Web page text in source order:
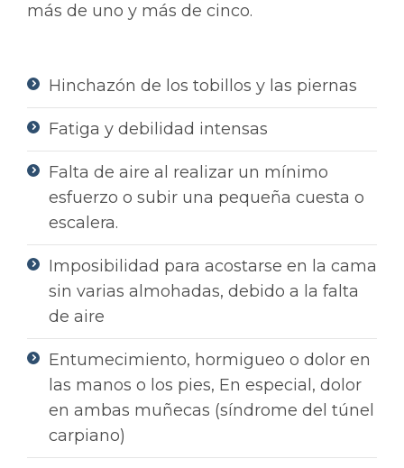
más de uno y más de cinco.
Hinchazón de los tobillos y las piernas
Fatiga y debilidad intensas
Falta de aire al realizar un mínimo
esfuerzo o subir una pequeña cuesta o
escalera.
Imposibilidad para acostarse en la cama
sin varias almohadas, debido a la falta
de aire
Entumecimiento, hormigueo o dolor en
las manos o los pies, En especial, dolor
en ambas muñecas (síndrome del túnel
carpiano)